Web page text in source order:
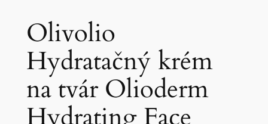
Olivolio
Hydratačný krém
na tvár Olioderm